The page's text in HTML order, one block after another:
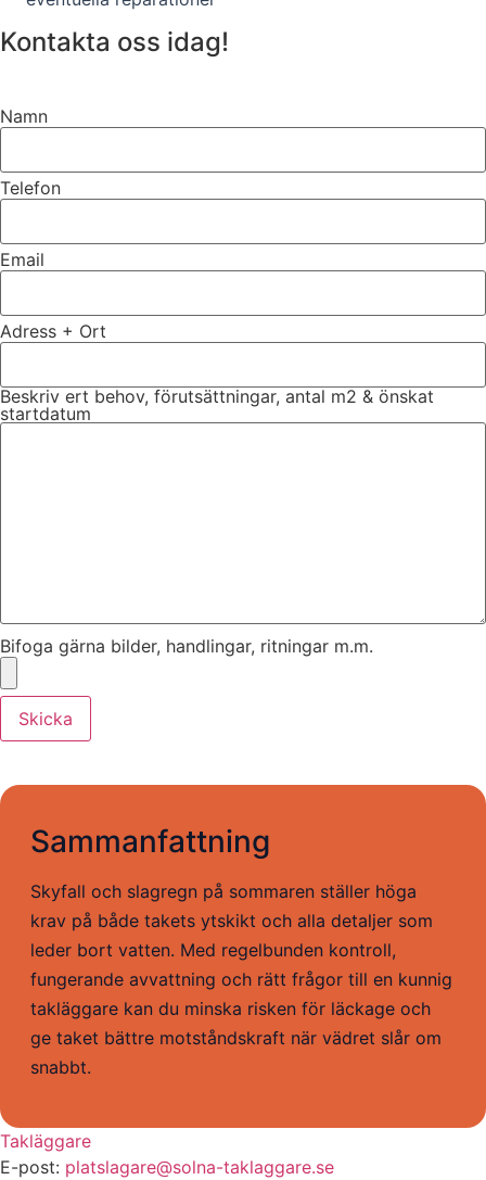
Kontakta oss idag!
Namn
Telefon
Email
Adress + Ort
Beskriv ert behov, förutsättningar, antal m2 & önskat
startdatum
Bifoga gärna bilder, handlingar, ritningar m.m.
Skicka
Sammanfattning
Skyfall och slagregn på sommaren ställer höga
krav på både takets ytskikt och alla detaljer som
leder bort vatten. Med regelbunden kontroll,
fungerande avvattning och rätt frågor till en kunnig
takläggare kan du minska risken för läckage och
ge taket bättre motståndskraft när vädret slår om
snabbt.
Takläggare
E-post: platslagare@solna-taklaggare.se